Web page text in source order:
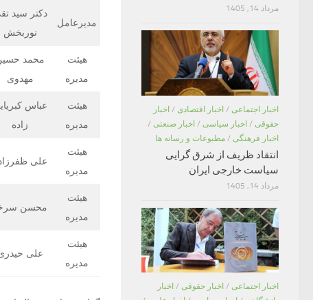
مدیرعامل
دکتر سید
نوربخش
هیئت
مدیره
محمد
مهدوی
هیئت
مدیره
عباس
زاده
هیئت
مدیره
علی
هیئت
مدیره
محسن
هیئت
مدیره
علی
مرداد 14, 1405
اخبار اجتماعی / اخبار اقتصادی / اخبار
حقوقی / اخبار سیاسی / اخبار صنعتی /
اخبار فرهنگی / مطبوعات و رسانه ها
انتقاد ظریف از شرق گرایی
سیاست خارجی ایران
مرداد 14, 1405
اخبار اجتماعی / اخبار حقوقی / اخبار